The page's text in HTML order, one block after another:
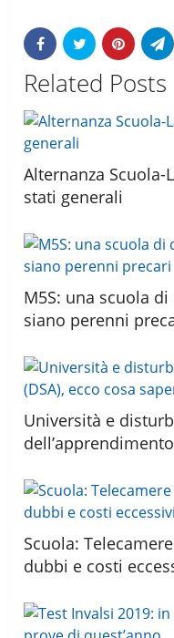
Related Posts
Alternanza
stati generali
M5S: una scuola
siano perenni
Università e
Scuola:
dubbi e costi